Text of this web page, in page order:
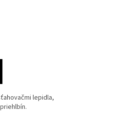
lepidla,